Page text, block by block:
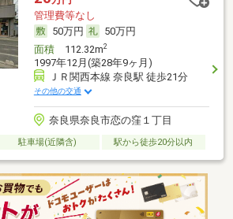
管理費等なし
50万円
50万円
面積112.32m2
1997年12月(築28年9ヶ月)
ＪＲ関西本線 奈良駅 徒歩21分
その他の交通
奈良県奈良市恋の窪１丁目
駐車場(近隣含) 駅から徒歩20分以内